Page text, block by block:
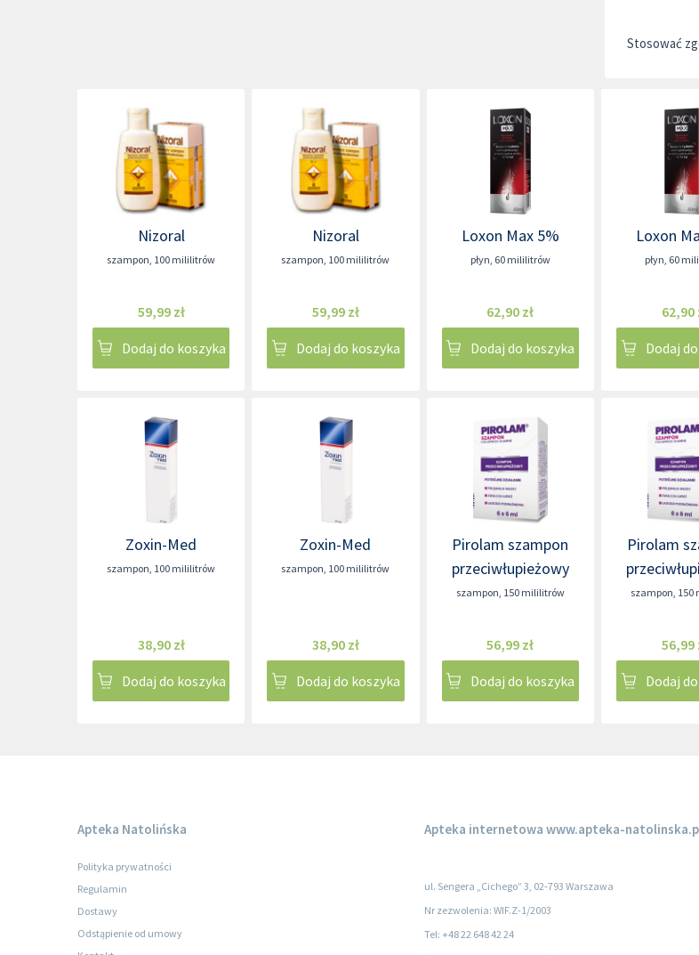
Stosować
Nizoral
szampon, 100 mililitrów
59,99 zł
Dodaj do koszyka
Nizoral
szampon, 100 mililitrów
59,99 zł
Dodaj do koszyka
Loxon Max 5%
płyn, 60 mililitrów
62,90 zł
Dodaj do koszyka
Loxon
płyn, 60
62,90
Dodaj
Zoxin-Med
szampon, 100 mililitrów
38,90 zł
Dodaj do koszyka
Zoxin-Med
szampon, 100 mililitrów
38,90 zł
Dodaj do koszyka
Pirolam szampon
przeciwłupieżowy
szampon, 150 mililitrów
56,99 zł
Dodaj do koszyka
Pirolam
szampon, 150
56,99
Dodaj
Apteka Natolińska
Polityka prywatności
Regulamin
Dostawy
Odstąpienie od umowy
Apteka internetowa www.apteka-
ul. Sengera „Cichego” 3, 02-793 Warszawa
Nr zezwolenia: WIF.Z-1/2003
Tel: +48 22 648 42 24